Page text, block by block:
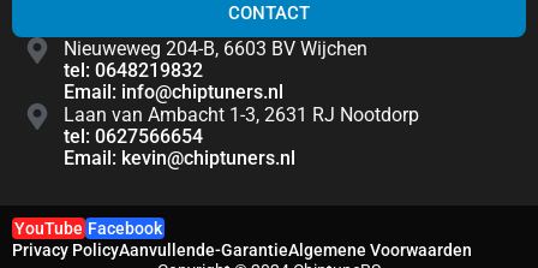
CONTACT
Nieuweweg 204-B, 6603 BV Wijchen
tel: 0648219832
Email: info@chiptuners.nl
Laan van Ambacht 1-3, 2631 RJ Nootdorp
tel: 0627566654
Email: kevin@chiptuners.nl
YouTube Facebook
Privacy PolicyAanvullende-GarantieAlgemene Voorwaarden